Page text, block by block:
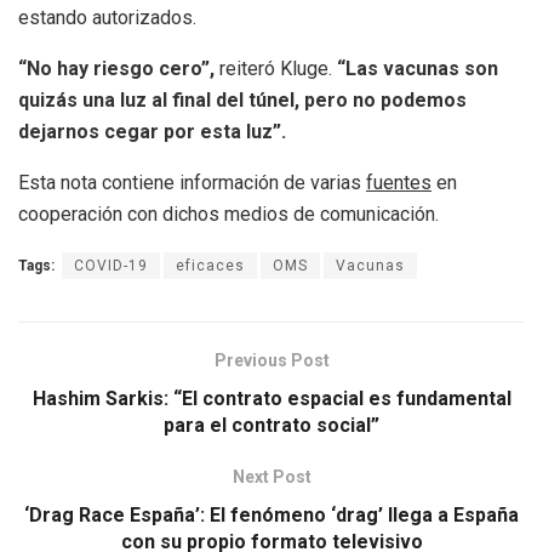
estando autorizados.
“No hay riesgo cero”, reiteró Kluge. “Las vacunas son
quizás una luz al final del túnel, pero no podemos
dejarnos cegar por esta luz”.
Esta nota contiene información de varias fuentes en
cooperación con dichos medios de comunicación.
Tags: COVID-19 eficaces OMS Vacunas
Previous Post
Hashim Sarkis: “El contrato espacial es fundamental
para el contrato social”
Next Post
‘Drag Race España’: El fenómeno ‘drag’ llega a España
con su propio formato televisivo